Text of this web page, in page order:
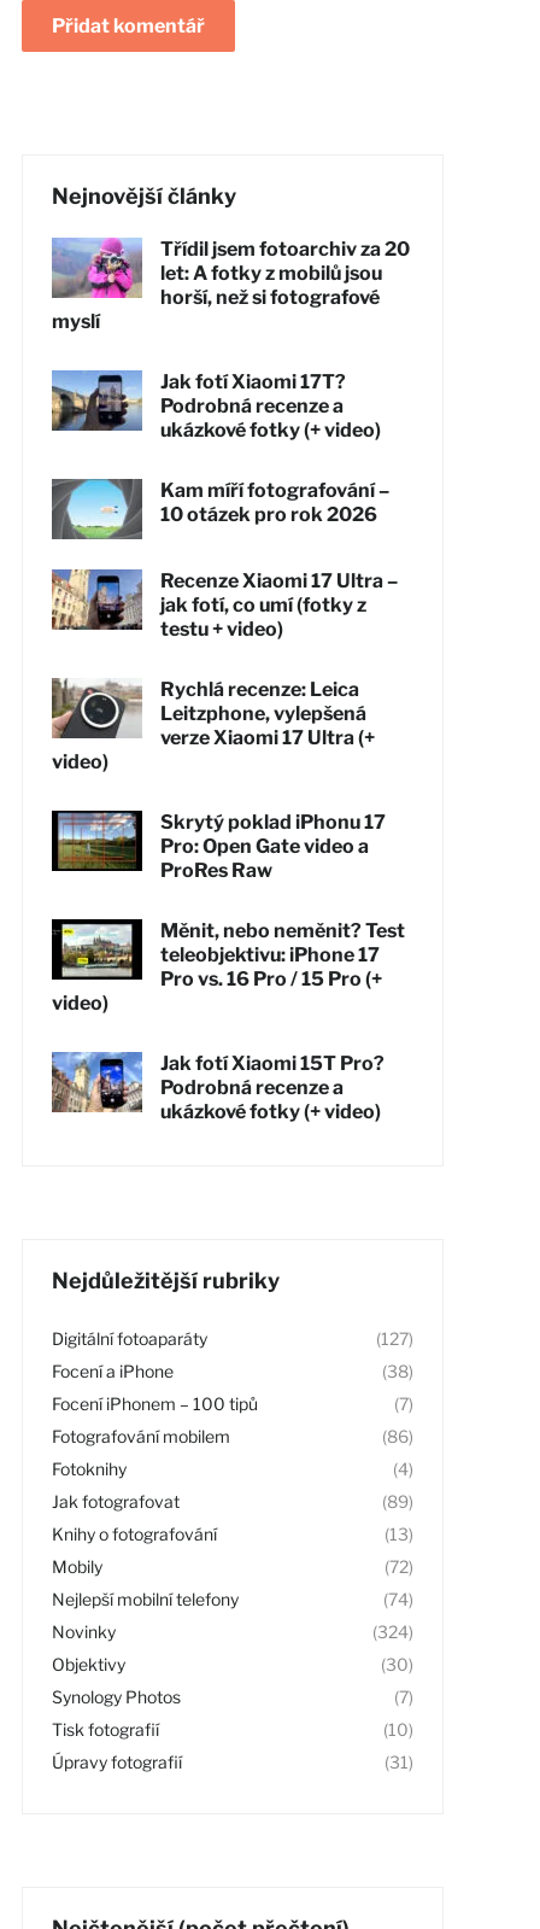
Nejnovější články
Třídil jsem fotoarchiv za 20
let: A fotky z mobilů jsou
horší, než si fotografové
myslí
Jak fotí Xiaomi 17T?
Podrobná recenze a
ukázkové fotky (+ video)
Kam míří fotografování –
10 otázek pro rok 2026
Recenze Xiaomi 17 Ultra –
jak fotí, co umí (fotky z
testu + video)
Rychlá recenze: Leica
Leitzphone, vylepšená
verze Xiaomi 17 Ultra (+
video)
Skrytý poklad iPhonu 17
Pro: Open Gate video a
ProRes Raw
Měnit, nebo neměnit? Test
teleobjektivu: iPhone 17
Pro vs. 16 Pro / 15 Pro (+
video)
Jak fotí Xiaomi 15T Pro?
Podrobná recenze a
ukázkové fotky (+ video)
Nejdůležitější rubriky
Digitální fotoaparáty
(127)
Focení a iPhone
(38)
Focení iPhonem – 100 tipů
(7)
Fotografování mobilem
(86)
Fotoknihy
(4)
Jak fotografovat
(89)
Knihy o fotografování
(13)
Mobily
(72)
Nejlepší mobilní telefony
(74)
Novinky
(324)
Objektivy
(30)
Synology Photos
(7)
Tisk fotografií
(10)
Úpravy fotografií
(31)